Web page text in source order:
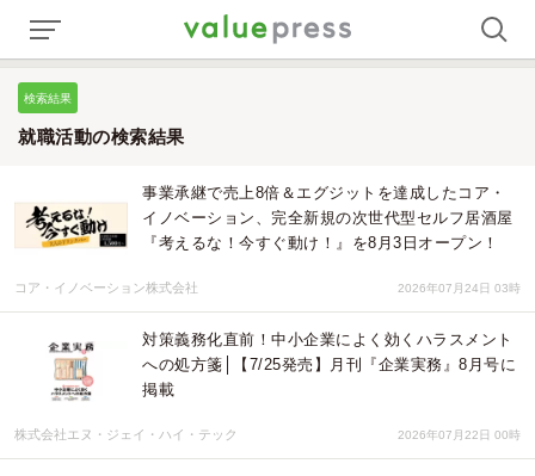
検索結果
就職活動の検索結果
事業承継で売上8倍＆エグジットを達成したコア・
イノベーション、完全新規の次世代型セルフ居酒屋
『考えるな！今すぐ動け！』を8月3日オープン！
コア・イノベーション株式会社 2026年07月24日 03時
対策義務化直前！中小企業によく効くハラスメント
への処方箋│【7/25発売】月刊『企業実務』8月号に
掲載
株式会社エヌ・ジェイ・ハイ・テック 2026年07月22日 00時